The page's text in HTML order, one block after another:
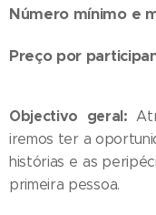
Número mínimo e
Preço por
Objectivo geral:
iremos ter a
histórias e as
primeira pessoa.